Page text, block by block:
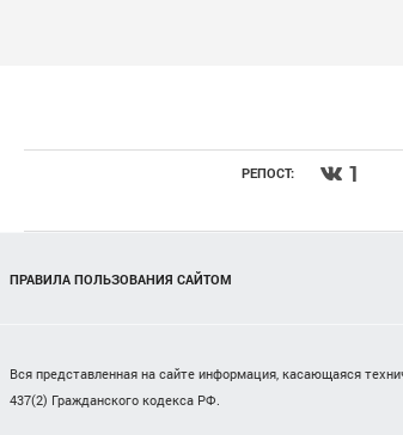
РЕПОСТ: 1
ПРАВИЛА ПОЛЬЗОВАНИЯ САЙТОМ
Вся представленная на сайте информация, касающаяся
437(2) Гражданского кодекса РФ.